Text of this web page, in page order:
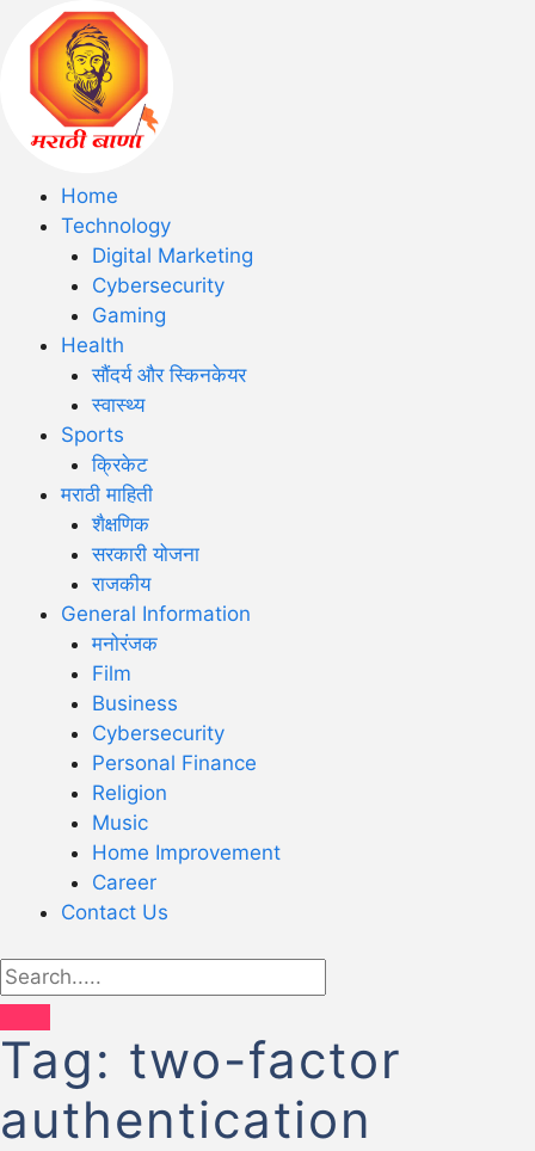
Home
Technology
Digital Marketing
Cybersecurity
Gaming
Health
सौंदर्य और स्किनकेयर
स्वास्थ्य
Sports
क्रिकेट
मराठी माहिती
शैक्षणिक
सरकारी योजना
राजकीय
General Information
मनोरंजक
Film
Business
Cybersecurity
Personal Finance
Religion
Music
Home Improvement
Career
Contact Us
Tag: two-factor
authentication